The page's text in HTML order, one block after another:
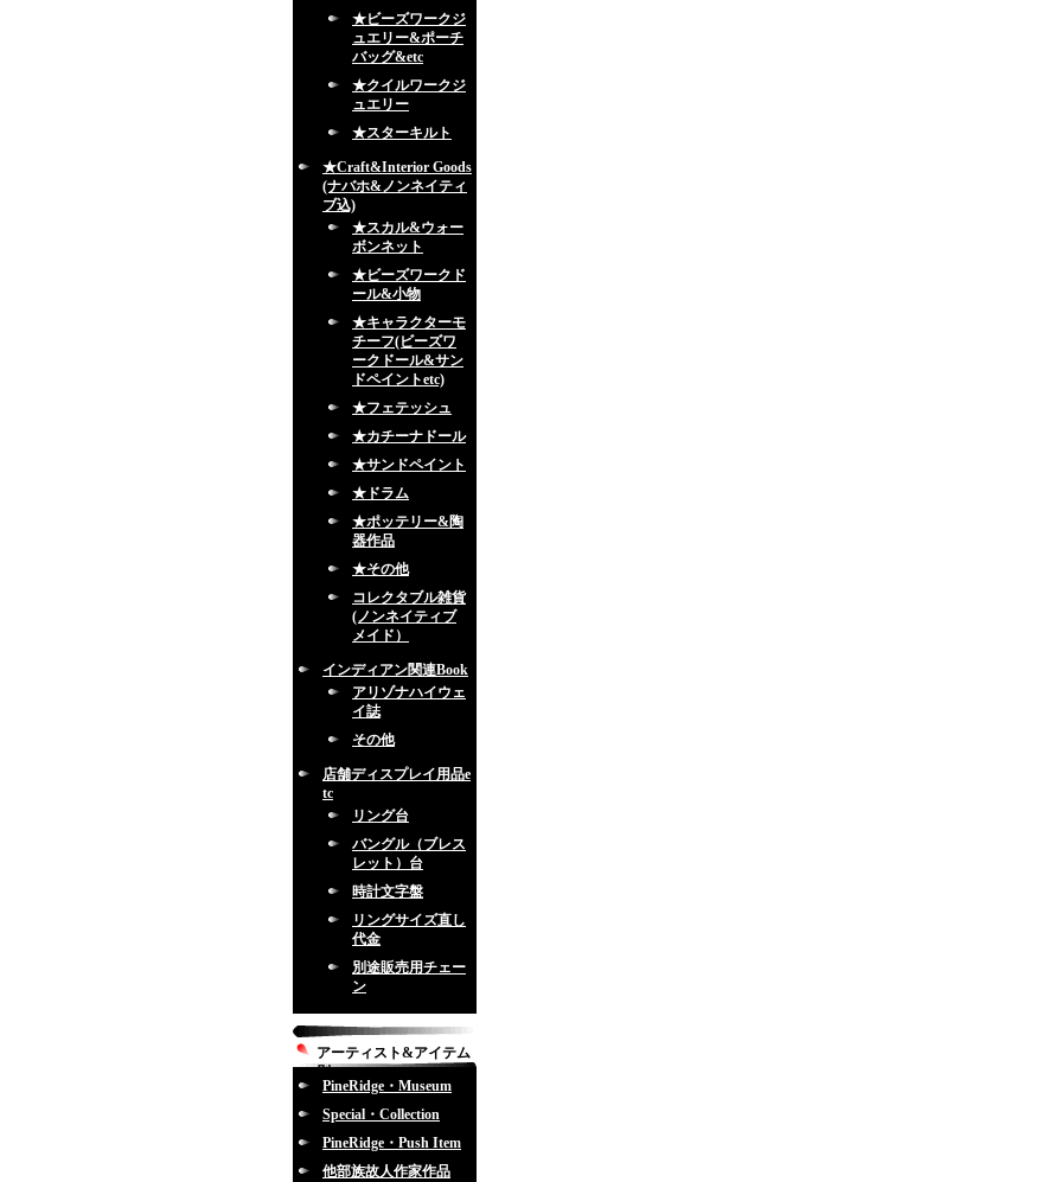
★ビーズワークジ
ュエリー&ポーチ
バッグ&etc
★クイルワークジ
ュエリー
★スターキルト
★Craft&Interior Goods
(ナバホ&ノンネイティ
ブ込)
★スカル&ウォー
ボンネット
★ビーズワークド
ール&小物
★キャラクターモ
チーフ(ビーズワ
ークドール&サン
ドペイントetc)
★フェテッシュ
★カチーナドール
★サンドペイント
★ドラム
★ポッテリー&陶
器作品
★その他
コレクタブル雑貨
(ノンネイティブ
メイド）
インディアン関連Book
アリゾナハイウェ
イ誌
その他
店舗ディスプレイ用品e
tc
リング台
バングル（ブレス
レット）台
時計文字盤
リングサイズ直し
代金
別途販売用チェー
ン
アーティスト&アイテム
別
PineRidge・Museum
Special・Collection
PineRidge・Push Item
他部族故人作家作品